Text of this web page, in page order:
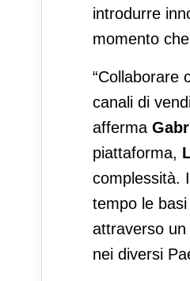
introdurre
momento
“Collaborare
canali di
afferma
piattaforma,
complessità.
tempo le
attraverso un
nei diversi